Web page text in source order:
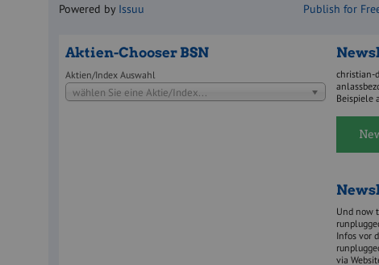
Powered by Issuu Publish for
Aktien-Chooser BSN
Aktien/Index Auswahl
wählen Sie eine Aktie/Index...
christian-
Beispiele
Und now
Infos vor
via